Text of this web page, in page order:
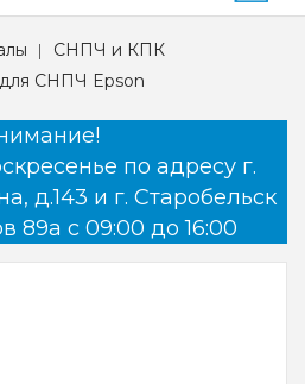
СНПЧ и КПК
СНПЧ Epson
по адресу г.
д.143 и г. Старобельск
89а с 09:00 до 16:00